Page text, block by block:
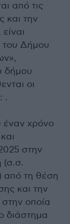
από τις
και την
του Δήμου
δήμου
οι
.
έναν χρόνο
στην
(σ.σ.
από τη θέση
και την
οποία
διάστημα